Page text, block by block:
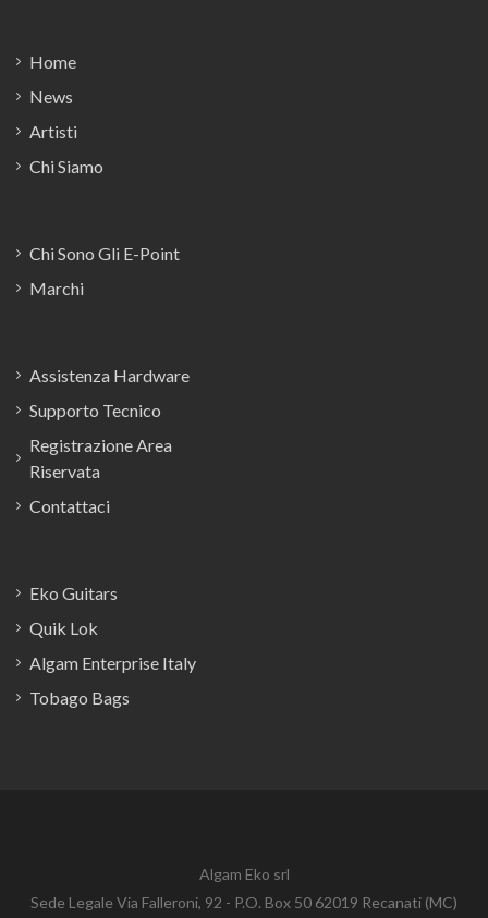
Home
News
Artisti
Chi Siamo
Chi Sono Gli E-Point
Marchi
Assistenza Hardware
Supporto Tecnico
Registrazione Area
Riservata
Contattaci
Eko Guitars
Quik Lok
Algam Enterprise Italy
Tobago Bags
Algam Eko srl
Sede Legale Via Falleroni, 92 - P.O. Box 50 62019 Recanati (MC)